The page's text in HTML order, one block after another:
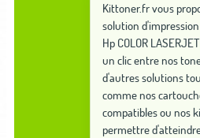
Kittoner.fr vous
solution
Hp COLOR
un clic entre nos
d'autres solutions
comme nos
compatibles ou nos
permettre